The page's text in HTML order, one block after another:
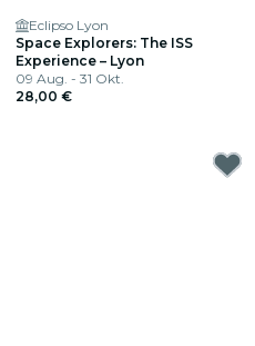
Eclipso Lyon
Space Explorers: The ISS
Experience – Lyon
09 Aug. - 31 Okt.
28,00 €